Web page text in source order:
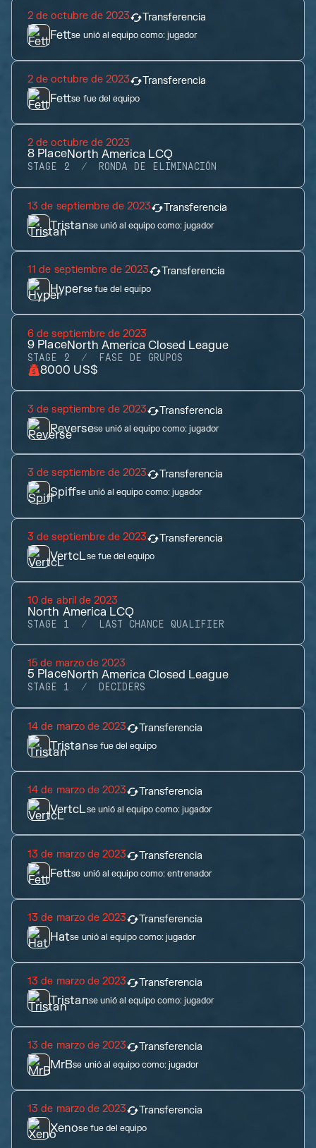
2 de octubre de 2023 Transferencia
Fettse unió al equipo como:jugador
2 de octubre de 2023 Transferencia
Fettse fue del equipo
2 de octubre de 2023
8 PlaceNorth America LCQ
STAGE 2 RONDA DE ELIMINACIÓN
13 de septiembre de 2023 Transferencia
Tristanse unió al equipo como:jugador
11 de septiembre de 2023 Transferencia
Hyperse fue del equipo
6 de septiembre de 2023
9 PlaceNorth America Closed League
STAGE 2 FASE DE GRUPOS
8000 US$
3 de septiembre de 2023 Transferencia
Reversese unió al equipo como:jugador
3 de septiembre de 2023 Transferencia
Spiffse unió al equipo como:jugador
3 de septiembre de 2023 Transferencia
VertcLse fue del equipo
10 de abril de 2023
North America LCQ
STAGE 1 LAST CHANCE QUALIFIER
15 de marzo de 2023
5 PlaceNorth America Closed League
STAGE 1 DECIDERS
14 de marzo de 2023 Transferencia
Tristanse fue del equipo
14 de marzo de 2023 Transferencia
VertcLse unió al equipo como:jugador
13 de marzo de 2023 Transferencia
Fettse unió al equipo como:entrenador
13 de marzo de 2023 Transferencia
Hatse unió al equipo como:jugador
13 de marzo de 2023 Transferencia
Tristanse unió al equipo como:jugador
13 de marzo de 2023 Transferencia
MrBse unió al equipo como:jugador
13 de marzo de 2023 Transferencia
Xenose fue del equipo